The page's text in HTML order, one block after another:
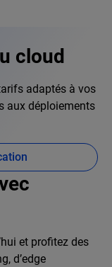
cloud
adaptés à vos
aux déploiements
et profitez des
d’edge